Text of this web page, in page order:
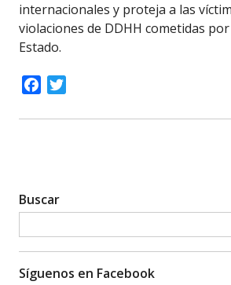
internacionales y proteja a las
violaciones de DDHH cometidas
Estado.
Facebook
Buscar
Síguenos en Facebook